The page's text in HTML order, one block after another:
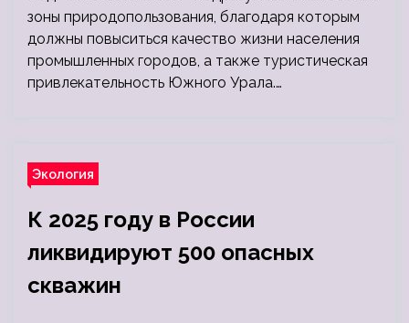
зоны природопользования, благодаря которым
должны повыситься качество жизни населения
промышленных городов, а также туристическая
привлекательность Южного Урала.…
Экология
К 2025 году в России
ликвидируют 500 опасных
скважин